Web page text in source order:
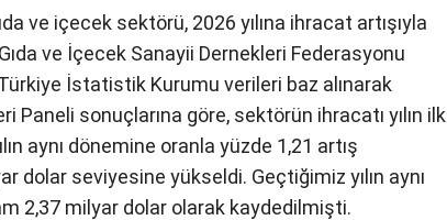
ve içecek sektörü, 2026 yılına ihracat artışıyla
ve İçecek Sanayii Dernekleri Federasyonu
İstatistik Kurumu verileri baz alınarak
Paneli sonuçlarına göre, sektörün ihracatı yılın ilk
aynı dönemine oranla yüzde 1,21 artış
dolar seviyesine yükseldi. Geçtiğimiz yılın aynı
2,37 milyar dolar olarak kaydedilmişti.